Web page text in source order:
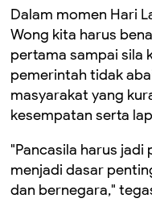
Dalam momen Hari
Wong kita harus
pertama sampai sila
pemerintah tidak
masyarakat yang
kesempatan serta
"Pancasila harus
menjadi dasar
dan bernegara,"